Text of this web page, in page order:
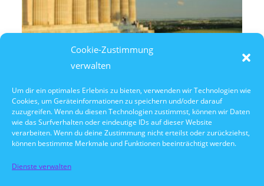
Cookie-Zustimmung
verwalten
Um dir ein optimales Erlebnis zu bieten, verwenden wir Technologien wie
Cookies, um Geräteinformationen zu speichern und/oder darauf
zuzugreifen. Wenn du diesen Technologien zustimmst, können wir Daten
wie das Surfverhalten oder eindeutige IDs auf dieser Website
verarbeiten. Wenn du deine Zustimmung nicht erteilst oder zurückziehst,
können bestimmte Merkmale und Funktionen beeinträchtigt werden.
Dienste verwalten
8. August 2026
14:30 Uhr Walhalla Schifffahrt